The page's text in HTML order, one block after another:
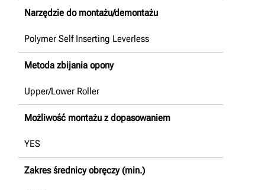
Narzędzie do montażu/demontażu
Polymer Self Inserting Leverless
Metoda zbijania opony
Upper/Lower Roller
Możliwość montażu z dopasowaniem
YES
Zakres średnicy obręczy (min.)